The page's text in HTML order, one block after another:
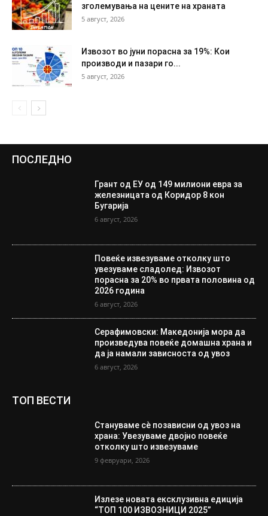
зголемувања на цените на храната
5 август, 2026
Извозот во јуни порасна за 19%: Кои
производи и пазари го...
5 август, 2026
ПОСЛЕДНО
Грант од ЕУ од 149 милиони евра за
железницата од Коридор 8 кон
Бугарија
6 август, 2026
Повеќе извезуваме отколку што
увезуваме сладолед: Извозот
порасна за 20% во првата половина од
2026 година
6 август, 2026
Серафимовски: Македонија мора да
произведува повеќе домашна храна и
да ја намали зависноста од увоз
6 август, 2026
ТОП ВЕСТИ
Стануваме сè позависни од увоз на
храна: Увезуваме двојно повеќе
отколку што извезуваме
9 февруари, 2026
Излезе новата ексклузивна едиција
“ТОП 100 ИЗВОЗНИЦИ 2025”